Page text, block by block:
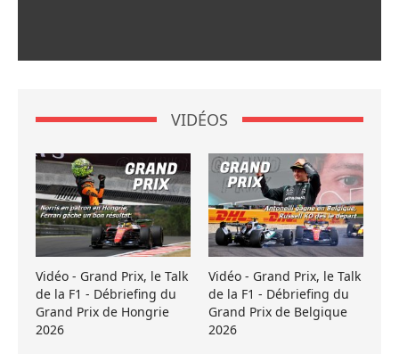
VIDÉOS
Vidéo - Grand Prix, le Talk
de la F1 - Débriefing du
Grand Prix de Hongrie
2026
Vidéo - Grand Prix, le Talk
de la F1 - Débriefing du
Grand Prix de Belgique
2026